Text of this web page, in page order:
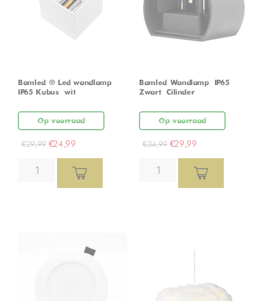
Bamled ® Led wandlamp
IP65 Kubus – wit
Op voorraad
€29,99 €24,99
Bamled Wandlamp – IP65 –
Zwart – Cilinder
Op voorraad
€34,99 €29,99